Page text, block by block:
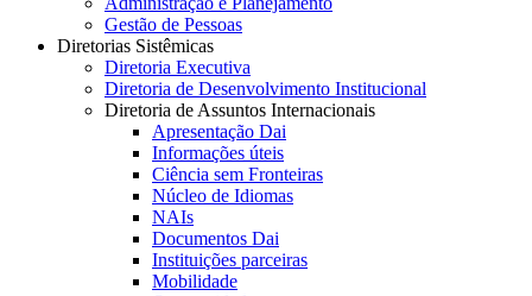
Gestão de Pessoas
Diretorias Sistêmicas
Diretoria Executiva
Diretoria de Desenvolvimento Institucional
Diretoria de Assuntos Internacionais
Apresentação Dai
Informações úteis
Ciência sem Fronteiras
Núcleo de Idiomas
NAIs
Documentos Dai
Instituições parceiras
Mobilidade